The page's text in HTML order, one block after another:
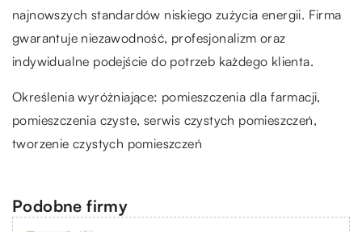
najnowszych standardów niskiego zużycia energii. Firma
gwarantuje niezawodność, profesjonalizm oraz
indywidualne podejście do potrzeb każdego klienta.
Określenia wyróżniające: pomieszczenia dla farmacji,
pomieszczenia czyste, serwis czystych pomieszczeń,
tworzenie czystych pomieszczeń
Podobne firmy